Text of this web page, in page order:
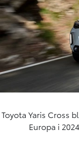
Toyota Yaris Cross
Europa i